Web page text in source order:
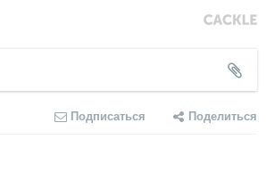
Подписаться Поделиться